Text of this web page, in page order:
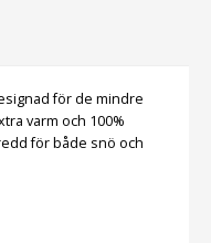
för de mindre
varm och 100%
för både snö och